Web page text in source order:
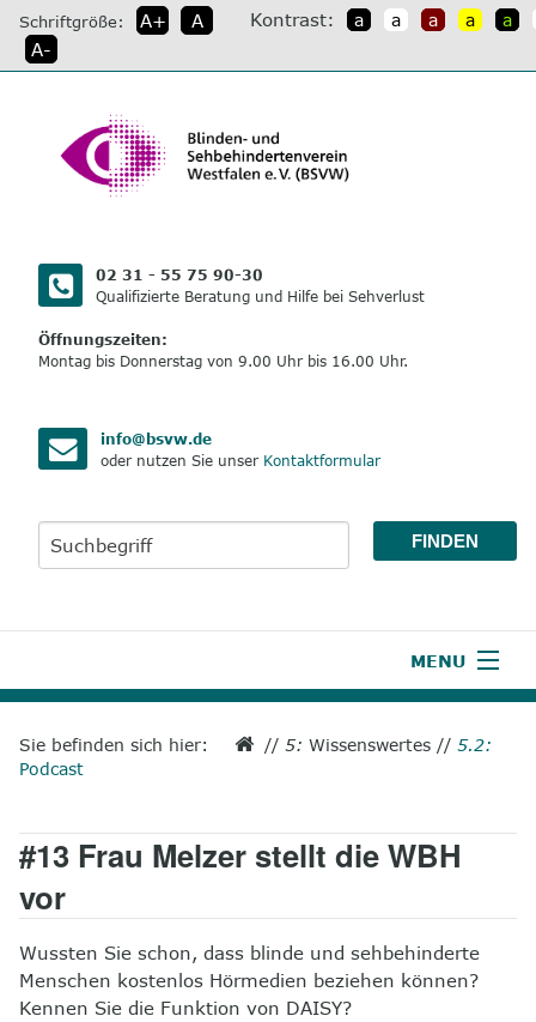
direkt
zum
Inhalt
Schriftgröße: A+
A
A-
Kontrast: a a a a a
02 31 - 55 75 90-30
Qualifizierte Beratung und Hilfe bei Sehverlust
Öffnungszeiten:
Montag bis Donnerstag von 9.00 Uhr bis 16.00 Uhr.
info@bsvw.de
oder nutzen Sie unser Kontaktformular
MENU
2
Aktuelles
3
Wir über uns
6
Unterstützen
Sie befinden sich hier: //5:Wissenswertes //5.2:
Podcast
#13 Frau Melzer stellt die WBH
vor
Wussten Sie schon, dass blinde und sehbehinderte
Menschen kostenlos Hörmedien beziehen können?
Kennen Sie die Funktion von DAISY?